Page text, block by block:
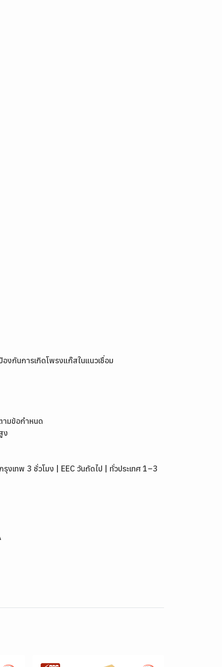
งกันการเกิดโพรงแก๊สในแนวเชื่อม
มข้อกำหนด
ง
งเทพ 3 ชั่วโมง | EEC วันถัดไป | ทั่วประเทศ 1–3